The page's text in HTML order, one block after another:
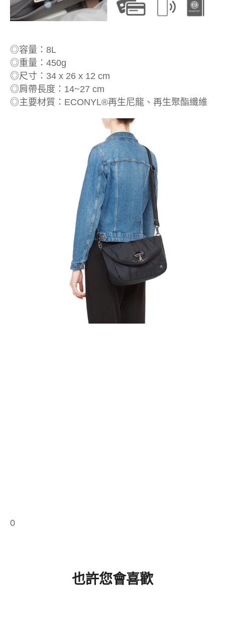
◎容量：8L
◎重量：450g
◎尺寸：34 x 26 x 12 cm
◎肩帶長度：14~27 cm
◎主要材質：ECONYL®再生尼龍、再生聚酯纖維
0
也許您會喜歡